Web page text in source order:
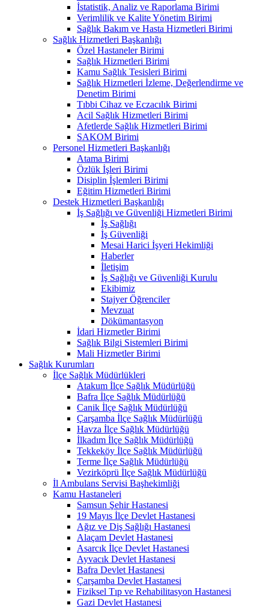
İstatistik, Analiz ve Raporlama Birimi
Verimlilik ve Kalite Yönetim Birimi
Sağlık Bakım ve Hasta Hizmetleri Birimi
Sağlık Hizmetleri Başkanlığı
Özel Hastaneler Birimi
Sağlık Hizmetleri Birimi
Kamu Sağlık Tesisleri Birimi
Sağlık Hizmetleri İzleme, Değerlendirme ve
Denetim Birimi
Tıbbi Cihaz ve Eczacılık Birimi
Acil Sağlık Hizmetleri Birimi
Afetlerde Sağlık Hizmetleri Birimi
SAKOM Birimi
Personel Hizmetleri Başkanlığı
Atama Birimi
Özlük İşleri Birimi
Disiplin İşlemleri Birimi
Eğitim Hizmetleri Birimi
Destek Hizmetleri Başkanlığı
İş Sağlığı ve Güvenliği Hizmetleri Birimi
İş Sağlığı
İş Güvenliği
Mesai Harici İşyeri Hekimliği
Haberler
İletişim
İş Sağlığı ve Güvenliği Kurulu
Ekibimiz
Stajyer Öğrenciler
Mevzuat
Dökümantasyon
İdari Hizmetler Birimi
Sağlık Bilgi Sistemleri Birimi
Mali Hizmetler Birimi
Sağlık Kurumları
İlçe Sağlık Müdürlükleri
Atakum İlçe Sağlık Müdürlüğü
Bafra İlçe Sağlık Müdürlüğü
Canik İlçe Sağlık Müdürlüğü
Çarşamba İlçe Sağlık Müdürlüğü
Havza İlçe Sağlık Müdürlüğü
İlkadım İlçe Sağlık Müdürlüğü
Tekkeköy İlçe Sağlık Müdürlüğü
Terme İlçe Sağlık Müdürlüğü
Vezirköprü İlçe Sağlık Müdürlüğü
İl Ambulans Servisi Başhekimliği
Kamu Hastaneleri
Samsun Şehir Hastanesi
19 Mayıs İlçe Devlet Hastanesi
Ağız ve Diş Sağlığı Hastanesi
Alaçam Devlet Hastanesi
Asarcık İlçe Devlet Hastanesi
Ayvacık Devlet Hastanesi
Bafra Devlet Hastanesi
Çarşamba Devlet Hastanesi
Fiziksel Tıp ve Rehabilitasyon Hastanesi
Gazi Devlet Hastanesi